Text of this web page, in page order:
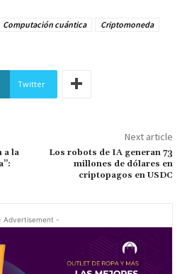
Computación cuántica
Criptomoneda
Twitter
a la
Next article
Los robots de IA generan 73
millones de dólares en
criptopagos en USDC
Advertisement -